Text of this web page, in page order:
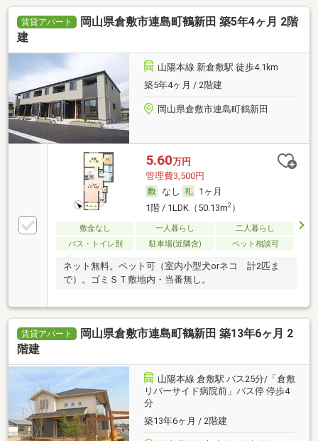
賃貸アパート
岡山県倉敷市連島町鶴新田 築5年4ヶ月 2階
建
山陽本線 新倉敷駅 徒歩4.1km
築5年4ヶ月 / 2階建
岡山県倉敷市連島町鶴新田
5.60万円
管理費3,500円
なし
1ヶ月
1階 / 1LDK（50.13m2）
敷金なし 一人暮らし
二人暮らし
バス・トイレ別
駐車場(近隣含) ペット相談可
ネット無料。ペット可（室内小型犬orネコ 計2匹ま
で）。ゴミＳＴ敷地内・当番無し。
賃貸アパート
岡山県倉敷市連島町鶴新田 築13年6ヶ月 2
階建
山陽本線 倉敷駅 バス25分/「倉敷
リバーサイド病院前」バス停 停歩4
分
築13年6ヶ月 / 2階建